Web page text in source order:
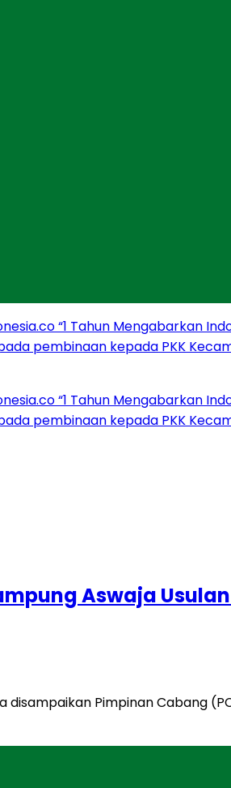
“1 Tahun Mengabarkan
pembinaan kepada PKK
“1 Tahun Mengabarkan
pembinaan kepada PKK
Aswaja
disampaikan Pimpinan Cabang